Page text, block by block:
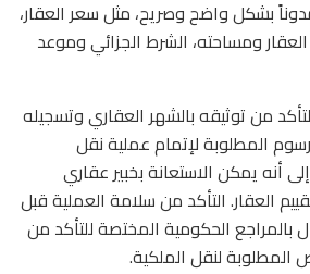
بشكل واضح وصريح، مثل سعر العقار،
ومساحته، الشرط الجزائي وموعد
من توثيقه بالشهر العقاري وتسجيله
المطلوبة لإتمام عملية نقل
أنه يمكن الاستعانة بخبير عقاري
العقار. التأكد من سلامة العملية قبل
بالمراجع الحكومية المختصة للتأكد من
المطلوبة لنقل الملكية.